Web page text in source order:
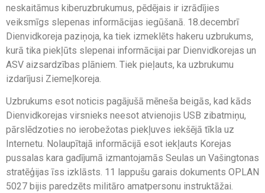
neskaitāmus kiberuzbrukumus, pēdējais ir izrādījies
veiksmīgs slepenas informācijas iegūšanā. 18.decembrī
Dienvidkoreja paziņoja, ka tiek izmeklēts hakeru uzbrukums,
kurā tika piekļūts slepenai informācijai par Dienvidkorejas un
ASV aizsardzības plāniem. Tiek pieļauts, ka uzbrukumu
izdarījusi Ziemeļkoreja.
Uzbrukums esot noticis pagājušā mēneša beigās, kad kāds
Dienvidkorejas virsnieks neesot atvienojis USB zibatmiņu,
pārslēdzoties no ierobežotas piekļuves iekšējā tīkla uz
Internetu. Nolaupītajā informācijā esot iekļauts Korejas
pussalas kara gadījumā izmantojamās Seulas un Vašingtonas
stratēģijas īss izklāsts. 11 lappušu garais dokuments OPLAN
5027 bijis paredzēts militāro amatpersonu instruktāžai.